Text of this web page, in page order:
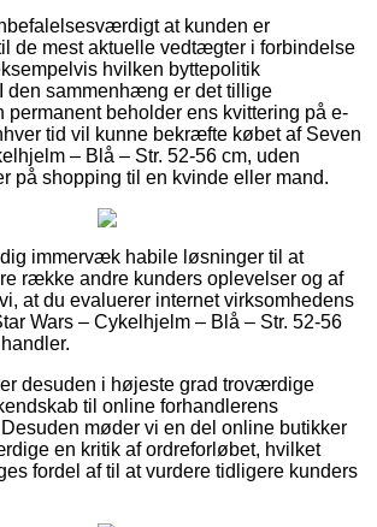
at kunden er
de mest aktuelle vedtægter i forbindelse
hvilken byttepolitik
den sammenhæng er det tillige
permanent beholder ens kvittering på e-
tid vil kunne bekræfte købet af Seven
– Blå – Str. 52-56 cm, uden
på shopping til en kvinde eller mand.
immervæk habile løsninger til at
række andre kunders oplevelser og af
at du evaluerer internet virksomhedens
Wars – Cykelhjelm – Blå – Str. 52-56
desuden i højeste grad troværdige
til online forhandlerens
møder vi en del online butikker
en kritik af ordreforløbet, hvilket
fordel af til at vurdere tidligere kunders